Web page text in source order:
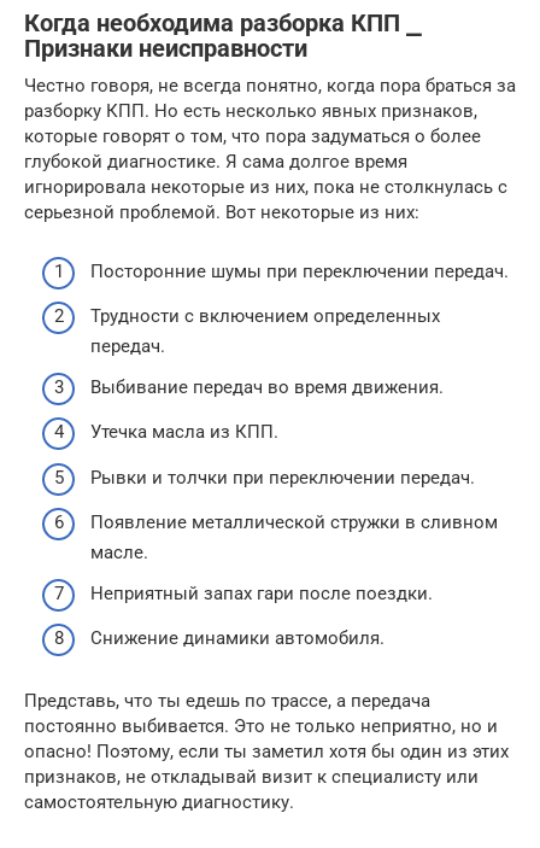
Когда необходима разборка КПП ⎯
Признаки неисправности
Честно говоря, не всегда понятно, когда пора браться за
разборку КПП. Но есть несколько явных признаков,
которые говорят о том, что пора задуматься о более
глубокой диагностике. Я сама долгое время
игнорировала некоторые из них, пока не столкнулась с
серьезной проблемой. Вот некоторые из них:
Посторонние шумы при переключении передач.
Трудности с включением определенных
передач.
Выбивание передач во время движения.
Утечка масла из КПП.
Рывки и толчки при переключении передач.
Появление металлической стружки в сливном
масле.
Неприятный запах гари после поездки.
Снижение динамики автомобиля.
Представь, что ты едешь по трассе, а передача
постоянно выбивается. Это не только неприятно, но и
опасно! Поэтому, если ты заметил хотя бы один из этих
признаков, не откладывай визит к специалисту или
самостоятельную диагностику.